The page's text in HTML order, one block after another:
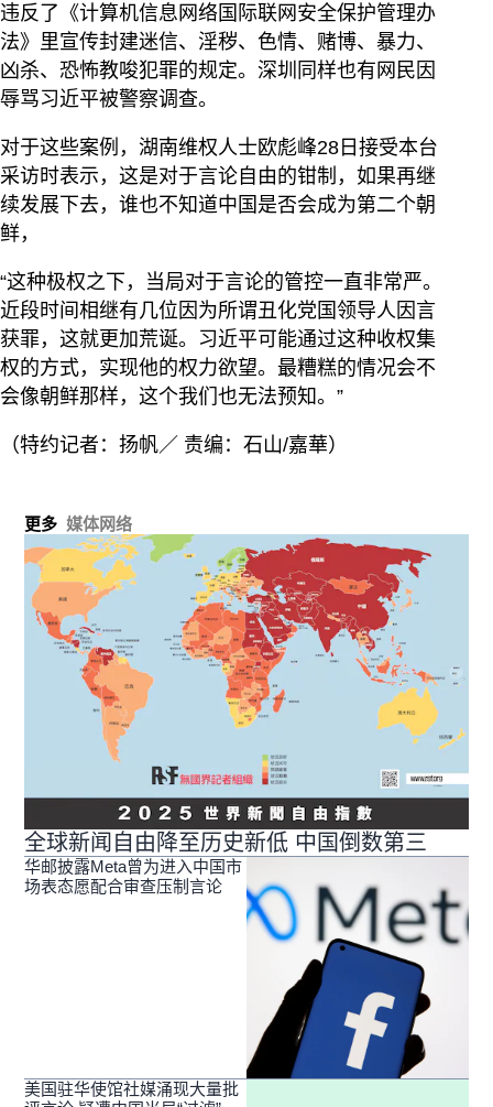
违反了《计算机信息网络国际联网安全保护管理办
法》里宣传封建迷信、淫秽、色情、赌博、暴力、
凶杀、恐怖教唆犯罪的规定。深圳同样也有网民因
辱骂习近平被警察调查。
对于这些案例，湖南维权人士欧彪峰28日接受本台
采访时表示，这是对于言论自由的钳制，如果再继
续发展下去，谁也不知道中国是否会成为第二个朝
鲜，
“这种极权之下，当局对于言论的管控一直非常严。
近段时间相继有几位因为所谓丑化党国领导人因言
获罪，这就更加荒诞。习近平可能通过这种收权集
权的方式，实现他的权力欲望。最糟糕的情况会不
会像朝鲜那样，这个我们也无法预知。”
（特约记者：扬帆／ 责编：石山/嘉華）
更多 媒体网络
全球新闻自由降至历史新低 中国倒数第三
华邮披露Meta曾为进入中国市
场表态愿配合审查压制言论
美国驻华使馆社媒涌现大量批